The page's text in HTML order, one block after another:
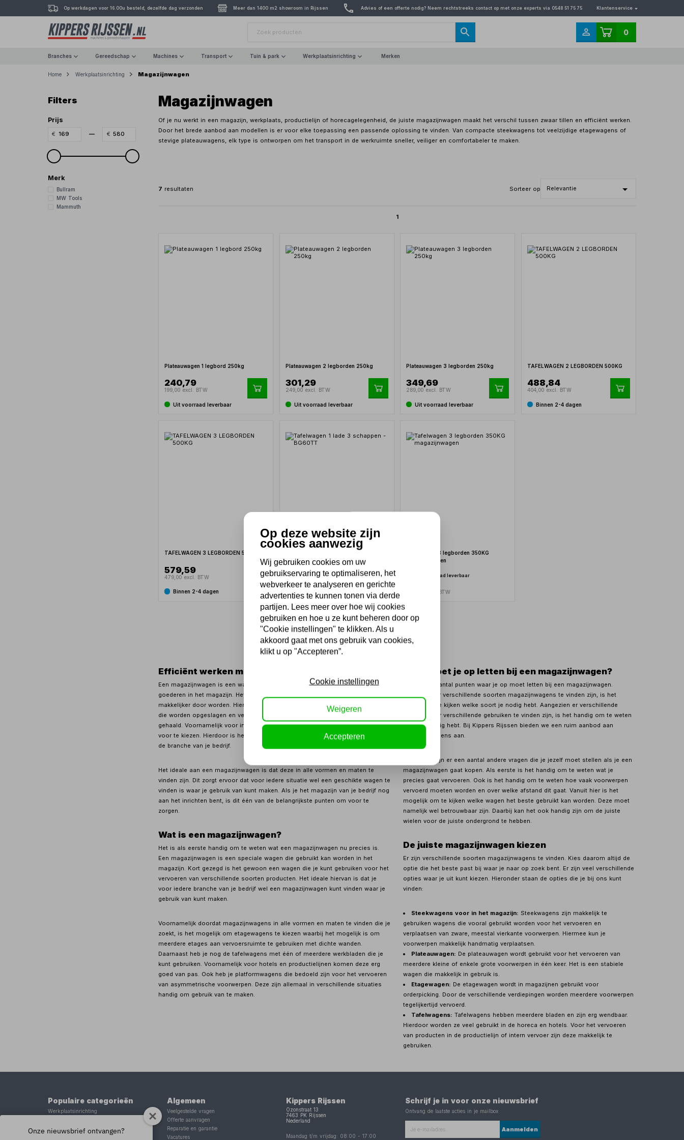
Op werkdagen voor 16.00u besteld, dezelfde dag verzonden Meer dan 1400 m2 showroom in Rijssen Advies of een offerte nodig? Neem rechtstreeks contact op met onze experts via 0548 51 75 75 Klantenservice
0
Branches Gereedschap Machines Transport Tuin & park Werkplaatsinrichting Merken
Home Werkplaatsinrichting Magazijnwagen
Filters
Prijs
—
Merk
Bullram
MW Tools
Mammuth
Magazijnwagen
Of je nu werkt in een magazijn, werkplaats, productielijn of horecagelegenheid, de juiste magazijnwagen maakt het verschil tussen zwaar tillen en efficiënt werken.
Door het brede aanbod aan modellen is er voor elke toepassing een passende oplossing te vinden. Van compacte steekwagens tot veelzijdige etagewagens of
stevige plateauwagens, elk type is ontworpen om het transport in de werkruimte sneller, veiliger en comfortabeler te maken.
7 resultaten
1
Sorteer op
Plateauwagen 1 legbord 250kg
240,79
199,00 excl. BTW
Uit voorraad leverbaar
Plateauwagen 2 legborden 250kg
301,29
249,00 excl. BTW
Uit voorraad leverbaar
Plateauwagen 3 legborden 250kg
349,69
289,00 excl. BTW
Uit voorraad leverbaar
TAFELWAGEN 2 LEGBORDEN 500KG
488,84
404,00 excl. BTW
Binnen 2-4 dagen
TAFELWAGEN 3 LEGBORDEN 500KG
579,59
479,00 excl. BTW
Binnen 2-4 dagen
BG60TT
Niet uit voorraad leverbaar
169,40
140,00 excl. BTW
Tafelwagen 3 legborden 350KG
magazijnwagen
Niet uit voorraad leverbaar
235,00 excl. BTW
1
Efficiënt werken met de juiste magazijnwagen
Een magazijnwagen is een wagen die ideaal is voor het verplaatsen van
goederen in het magazijn. Het opslaan van spullen in het magazijn kan hier veel
makkelijker door worden. Hierbij moet je voornamelijk denken aan de goederen
die worden opgeslagen en vervolgens ook weer uit het magazijn worden
gehaald. Voornamelijk voor intern transport is een magazijnwagen ideaal om
voor te kiezen. Hierdoor is het mogelijk om de geschikte wagen te vinden voor
de branche van je bedrijf.
Het ideale aan een magazijnwagen is dat deze in alle vormen en maten te
vinden zijn. Dit zorgt ervoor dat voor iedere situatie wel een geschikte wagen te
vinden is waar je gebruik van kunt maken. Als je het magazijn van je bedrijf nog
aan het inrichten bent, is dit één van de belangrijkste punten om voor te
zorgen.
Wat is een magazijnwagen?
Het is als eerste handig om te weten wat een magazijnwagen nu precies is.
Een magazijnwagen is een speciale wagen die gebruikt kan worden in het
magazijn. Kort gezegd is het gewoon een wagen die je kunt gebruiken voor het
vervoeren van verschillende soorten producten. Het ideale hiervan is dat je
voor iedere branche van je bedrijf wel een magazijnwagen kunt vinden waar je
gebruik van kunt maken.
Voornamelijk doordat magazijnwagens in alle vormen en maten te vinden die je
zoekt, is het mogelijk om etagewagens te kiezen waarbij het mogelijk is om
meerdere etages aan vervoersruimte te gebruiken met dichte wanden.
Daarnaast heb je nog de tafelwagens met één of meerdere werkbladen die je
kunt gebruiken. Voornamelijk voor hotels en productielijnen komen deze erg
goed van pas. Ook heb je platformwagens die bedoeld zijn voor het vervoeren
van asymmetrische voorwerpen. Deze zijn allemaal in verschillende situaties
handig om gebruik van te maken.
Waar moet je op letten bij een magazijnwagen?
Er zijn een aantal punten waar je op moet letten bij een magazijnwagen.
Aangezien er verschillende soorten magazijnwagens te vinden zijn, is het
handig om te kijken welke soort je nodig hebt. Aangezien er verschillende
soorten voor verschillende gebruiken te vinden zijn, is het handig om te weten
welke je nodig hebt. Bij Kippers Rijssen bieden we een ruim aanbod aan
magazijnwagens aan.
Daarnaast zijn er een aantal andere vragen die je jezelf moet stellen als je een
magazijnwagen gaat kopen. Als eerste is het handig om te weten wat je
precies gaat vervoeren. Ook is het handig om te weten hoe vaak voorwerpen
vervoerd moeten worden en over welke afstand dit gaat. Vanuit hier is het
mogelijk om te kijken welke wagen het beste gebruikt kan worden. Deze moet
namelijk wel betrouwbaar zijn. Daarbij kan het ook handig zijn om de juiste
wielen voor de juiste ondergrond te hebben.
De juiste magazijnwagen kiezen
Er zijn verschillende soorten magazijnwagens te vinden. Kies daarom altijd de
optie die het beste past bij waar je naar op zoek bent. Er zijn veel verschillende
opties waar je uit kunt kiezen. Hieronder staan de opties die je bij ons kunt
vinden:
Steekwagens voor in het magazijn: Steekwagens zijn makkelijk te
gebruiken wagens die vooral gebruikt worden voor het vervoeren en
verplaatsen van zware, meestal vierkante voorwerpen. Hiermee kun je
voorwerpen makkelijk handmatig verplaatsen.
Plateauwagen: De plateauwagen wordt gebruikt voor het vervoeren van
meerdere kleine of enkele grote voorwerpen in één keer. Het is een stabiele
wagen die makkelijk in gebruik is.
Etagewagen: De etagewagen wordt in magazijnen gebruikt voor
orderpicking. Door de verschillende verdiepingen worden meerdere voorwerpen
tegelijkertijd vervoerd.
Tafelwagens: Tafelwagens hebben meerdere bladen en zijn erg wendbaar.
Hierdoor worden ze veel gebruikt in de horeca en hotels. Voor het vervoeren
van producten in de productielijn of intern vervoer zijn deze makkelijk te
gebruiken.
Populaire categorieën
Werkplaatsinrichting
Tig lasapparaat
Algemeen
Veelgestelde vragen
Offerte aanvragen
Reparatie en garantie
Vacatures
Kippers Rijssen
Ozonstraat 13
7463 PK
Rijssen
Nederland
Maandag t/m vrijdag: 08:00 -17:00
Schrijf je in voor onze nieuwsbrief
Ontvang de laatste acties in je mailbox
Aanmelden
Onze nieuwsbrief ontvangen?
Op deze website zijn
cookies aanwezig
Wij gebruiken cookies om uw
gebruikservaring te optimaliseren, het
webverkeer te analyseren en gerichte
advertenties te kunnen tonen via derde
partijen. Lees meer over hoe wij cookies
gebruiken en hoe u ze kunt beheren door op
"Cookie instellingen" te klikken. Als u
akkoord gaat met ons gebruik van cookies,
klikt u op "Accepteren”.
Cookie instellingen
Weigeren
Accepteren